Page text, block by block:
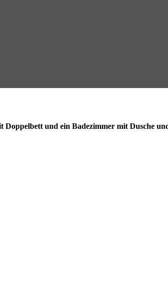
und ein Badezimmer mit Dusche